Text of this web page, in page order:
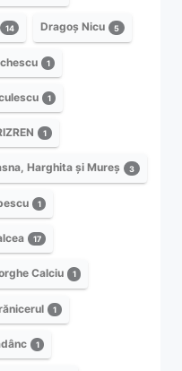
14 Dragoș Nicu 5
1
1
1
Harghita și Mureș 3
1
17
Calciu 1
1
1